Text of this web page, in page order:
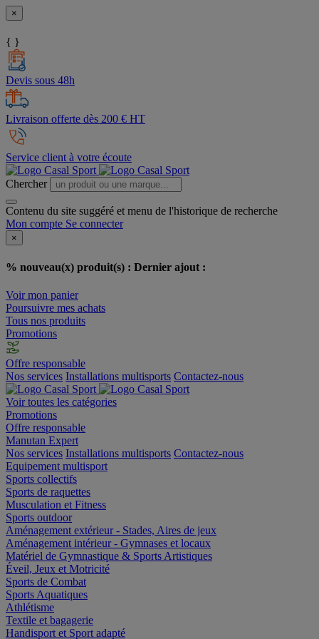
×
{ }
Devis sous 48h
Livraison offerte dès 200 € HT
Service client à votre écoute
Chercher
Contenu du site suggéré et menu de l'historique de recherche
Mon compte Se connecter
×
% nouveau(x) produit(s) : Dernier ajout :
Voir mon panier
Poursuivre mes achats
Tous nos produits
Promotions
Offre responsable
Nos services Installations multisports Contactez-nous
Voir toutes les catégories
Promotions
Offre responsable
Manutan Expert
Nos services Installations multisports Contactez-nous
Equipement multisport
Sports collectifs
Sports de raquettes
Musculation et Fitness
Sports outdoor
Aménagement extérieur - Stades, Aires de jeux
Aménagement intérieur - Gymnases et locaux
Matériel de Gymnastique & Sports Artistiques
Éveil, Jeux et Motricité
Sports de Combat
Sports Aquatiques
Athlétisme
Textile et bagagerie
Handisport et Sport adapté